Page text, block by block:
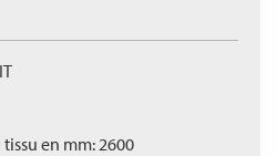
en mm: 2600